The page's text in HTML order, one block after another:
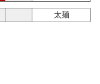
太麺